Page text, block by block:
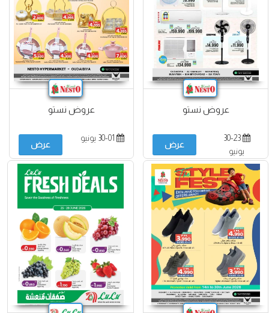
عروض نستو
30-23
يونيو
عرض
عروض نستو
عرض